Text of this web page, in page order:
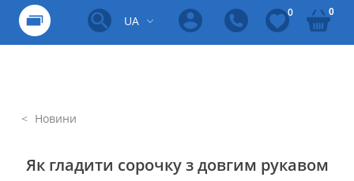
UA
0 0
Новини
Як гладити сорочку з довгим рукавом